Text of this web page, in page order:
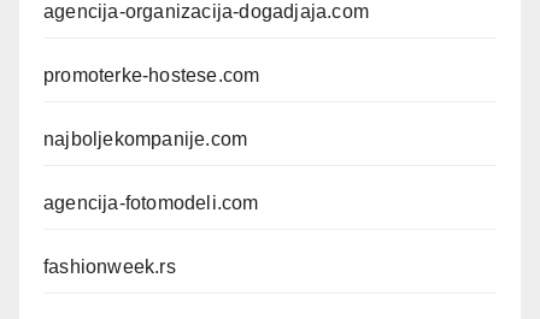
agencija-organizacija-dogadjaja.com
promoterke-hostese.com
najboljekompanije.com
agencija-fotomodeli.com
fashionweek.rs